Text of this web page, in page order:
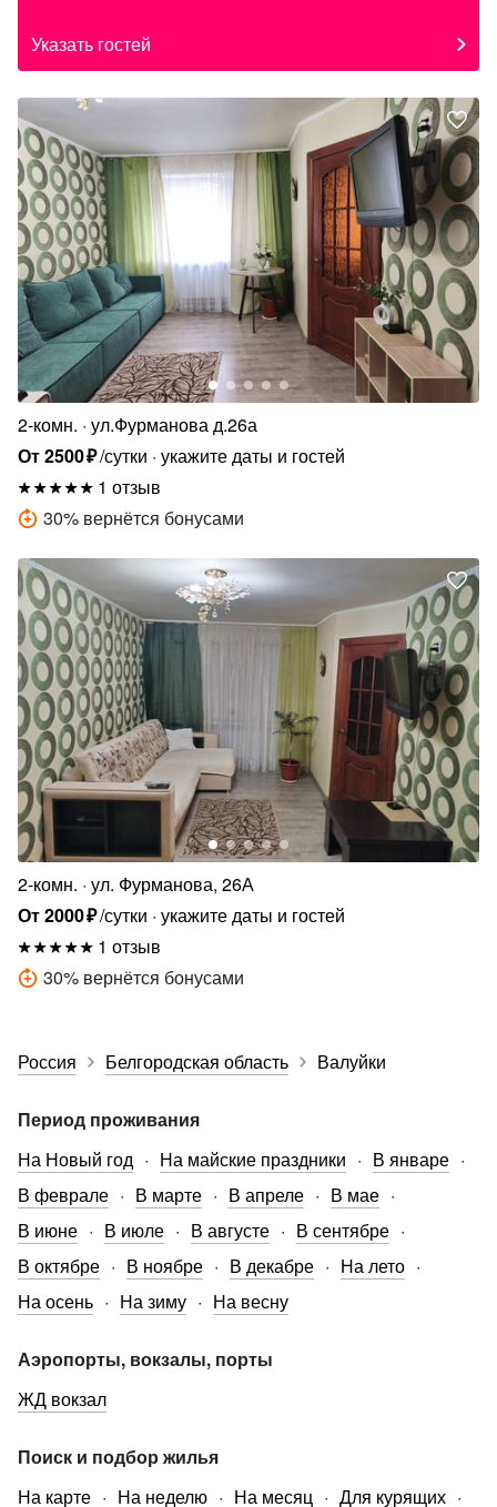
Указать гостей
2-комн. ул.Фурманова д.26а
От2500₽/сутки укажите даты и гостей
1 отзыв
30% вернётся бонусами
2-комн. ул. Фурманова, 26А
От2000₽/сутки укажите даты и гостей
1 отзыв
30% вернётся бонусами
Россия Белгородская область Валуйки
Период проживания
На Новый год
На майские праздники
В январе
В феврале
В марте В апреле
В мае
В июне
В июле В августе
В сентябре
В октябре
В ноябре В декабре
На лето
На осень
На зиму На весну
Аэропорты, вокзалы, порты
ЖД вокзал
Поиск и подбор жилья
На карте
На неделю На месяц Для курящих